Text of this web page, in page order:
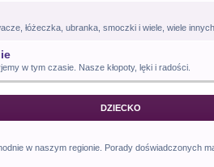
łóżeczka, ubranka, smoczki i wiele, wiele
w tym czasie. Nasze kłopoty, lęki i radości.
DZIECKO
w naszym regionie. Porady doświadczonych